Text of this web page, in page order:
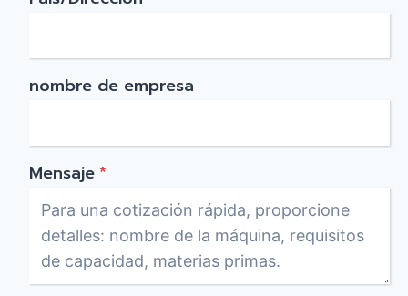
nombre de empresa
Mensaje*